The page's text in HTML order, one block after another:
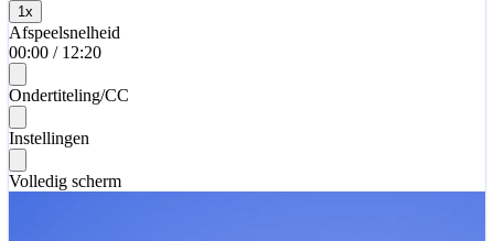
1 x
Afspeelsnelheid
00:00 / 12:20
Ondertiteling/CC
Instellingen
Volledig scherm